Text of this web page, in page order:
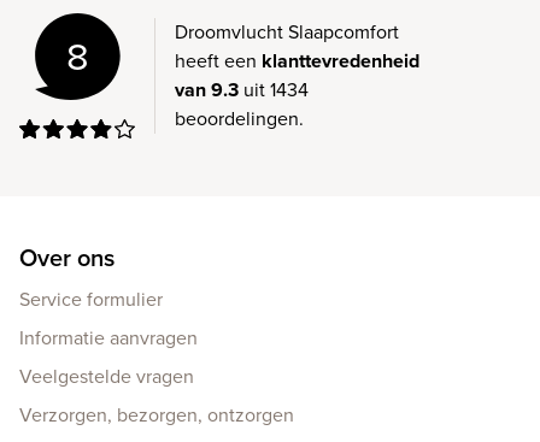
8
Droomvlucht Slaapcomfort
heeft een klanttevredenheid
van 9.3 uit 1434
beoordelingen.
Over ons
Service formulier
Informatie aanvragen
Veelgestelde vragen
Verzorgen, bezorgen, ontzorgen